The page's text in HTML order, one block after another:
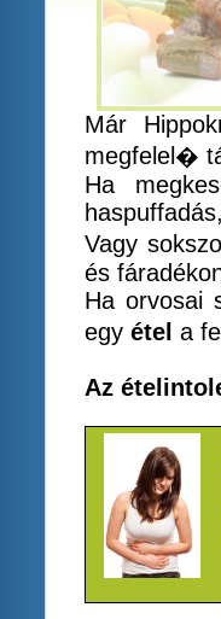
Már
megfelel�
Ha
Vagy
és
Ha orvosai
egy étel a
Az